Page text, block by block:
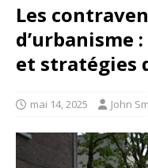
Les
d’urbanisme
et stratégies
mai 14, 2025 John